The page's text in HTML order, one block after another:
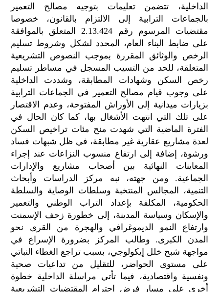
الداخلية، تتضمن تعليمات بتوجيه مصالح التعمير
بالجماعات الترابية إلى الالتزام بالقانون، خصوصا
مقتضيات المرسوم رقم 2.13.424 المتعلق بالموافقة
على ضابط البناء العام، المحدد لشكل وشروط تسليم
الرخص والوثائق المقررة بموجب النصوص التشريعية
المتعلقة، للحد من التسيب المسجل في مساطر تسليم
رخص السكن وشهادات المطابقة، وشددت الداخلية
على وجوب قيام مصالح التعمير في الجماعات الترابية
بزيارات ميدانية إلى الأوراش المفتوحة، وعدم الاقتصار
على تلك التي انتهت الأشغال بها، كما كان الحال في
الفترة الماضية التي شهدت منح مئات تراخيص السكن
لعدة مشاريع عقارية غير مطابقة، في ظل شبهات فساد
ورشوة، إضافة إلى ارتفاع منسوب النزاعات عند إجراء
المعاينات النهائية بين أصحاب مشاريع والإدارات
الجماعية. ومن جهته، نبه مركز الدراسات وأبحاث
التنمية، المجالس المنتخبة وسلطات الوصاية والسلطة
الحكومية، المكلفة بإعداد التراب الوطني والتعمير
والإسكان وسياسة المدينة، إلى خطورة زحف الإسمنت
وارتفاع النمو الديموغرافي والهجرة من القرى نحو
المدن الكبرى. وطالب المركز بضرورة الإسراع في
مواجهة شبح خلل إيكولوجي، بسبب تراجع الغطاء النباتي
على مستوى الحواضر، للتقليل من تداعيات صحية
ونفسية واقتصادية، فيما تأتي مراسلة الداخلية خطوة
أخرى على مسار فرض احترام المقتضيات التشريعية